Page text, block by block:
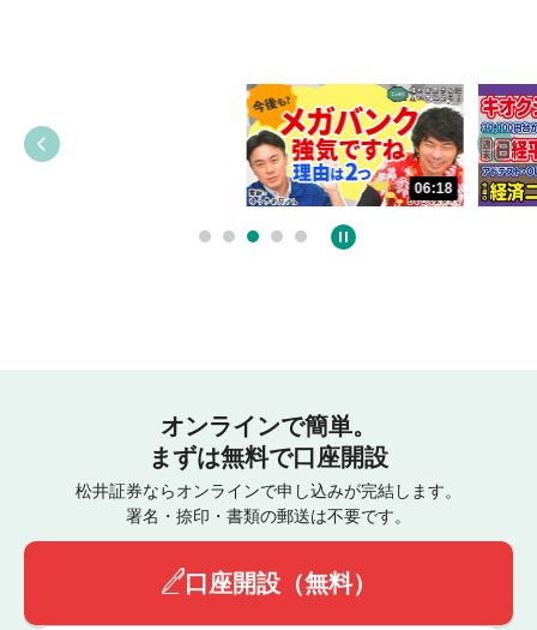
06:18
オンラインで簡単。
まずは無料で口座開設
松井証券ならオンラインで申し込みが完結します。
署名・捺印・書類の郵送は不要です。
口座開設（無料）